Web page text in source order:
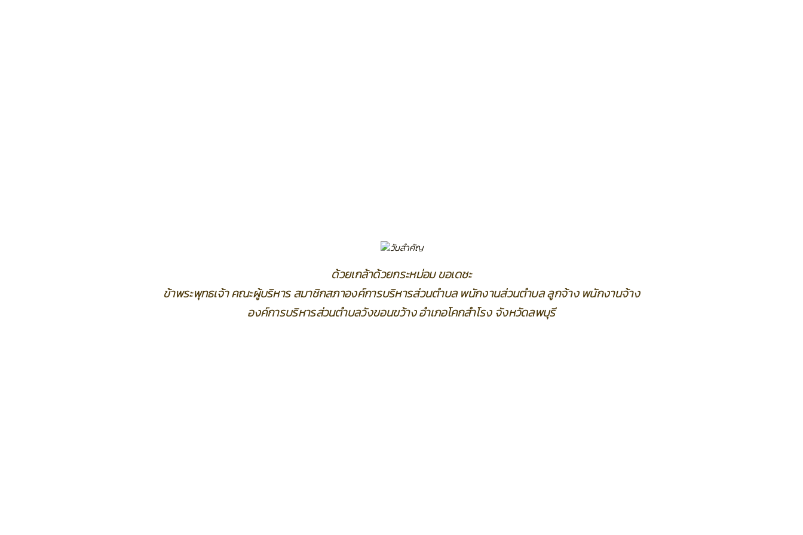
ด้วยเกล้าด้วยกระหม่อม ขอเดชะ
ข้าพระพุทธเจ้า คณะผู้บริหาร สมาชิกสภาองค์การบริหารส่วนตำบล พนักงานส่วนตำบล ลูกจ้าง พนักงานจ้าง
องค์การบริหารส่วนตำบลวังขอนขว้าง อำเภอโคกสำโรง จังหวัดลพบุรี